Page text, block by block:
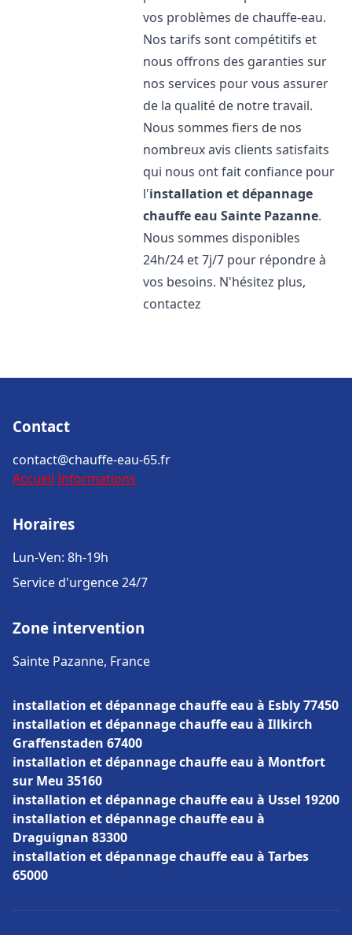
vos problèmes de chauffe-eau.
Nos tarifs sont compétitifs et
nous offrons des garanties sur
nos services pour vous assurer
de la qualité de notre travail.
Nous sommes fiers de nos
nombreux avis clients satisfaits
qui nous ont fait confiance pour
l'installation et dépannage
chauffe eau Sainte Pazanne.
Nous sommes disponibles
24h/24 et 7j/7 pour répondre à
vos besoins. N'hésitez plus,
contactez
Contact
contact@chauffe-eau-65.fr
Accueil Informations
Horaires
Lun-Ven: 8h-19h
Service d'urgence 24/7
Zone intervention
Sainte Pazanne, France
installation et dépannage chauffe eau à Esbly 77450
installation et dépannage chauffe eau à Illkirch
Graffenstaden 67400
installation et dépannage chauffe eau à Montfort
sur Meu 35160
installation et dépannage chauffe eau à Ussel 19200
installation et dépannage chauffe eau à
Draguignan 83300
installation et dépannage chauffe eau à Tarbes
65000